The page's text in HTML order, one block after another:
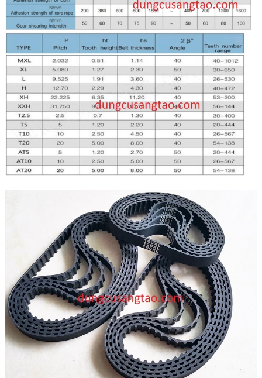
Xích XL170 B10mm
50.000đ
Xích XL180 B10mm
50.000đ
Xích XL190 B10mm
50.000đ
Xích XL200 B10mm
60.000đ
Xích XL252 B10mm
60.000đ
Xích XL270 B10mm
60.000đ
Xích XL290 B10mm
60.000đ